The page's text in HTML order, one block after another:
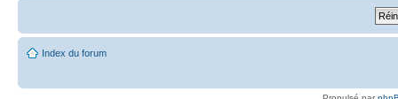
Index du forum